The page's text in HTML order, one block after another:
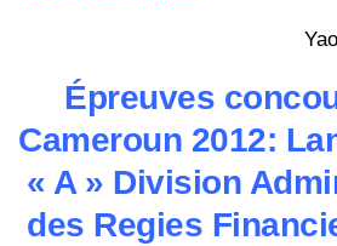
Épreuves
Cameroun 2012:
« A » Division
des Regies